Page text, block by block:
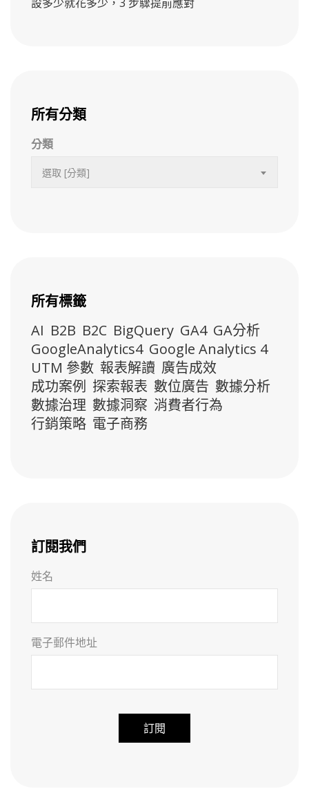
所有分類
分類
選取 [分類]
所有標籤
AI B2B B2C BigQuery GA4 GA分析
GoogleAnalytics4 Google Analytics 4
UTM 參數 報表解讀 廣告成效
成功案例 探索報表 數位廣告 數據分析
數據治理 數據洞察 消費者行為
行銷策略 電子商務
訂閱我們
姓名
電子郵件地址